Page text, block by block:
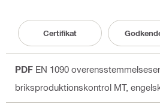
Certifikat
PDF EN 1090
briksproduktionskontrol MT,